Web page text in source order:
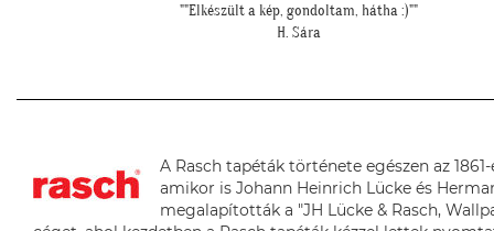
"Ilyen lett a lányom szobájában a gyönyörű cseresznye virágos
tapéta."
A Rasch tapéták története egészen az
amikor is Johann Heinrich Lücke és
megalapították a "JH Lücke & Rasch,